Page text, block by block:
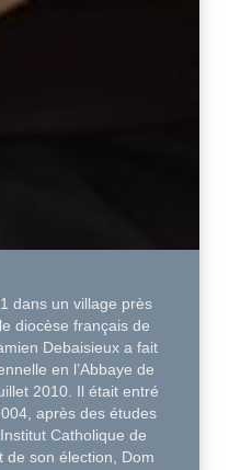
dans un village près
diocèse français de
Debaisieux a fait
en l’Abbaye de
2010. Il était entré
après des études
Catholique de
de son élection, Dom